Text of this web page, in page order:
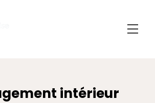
intérieur